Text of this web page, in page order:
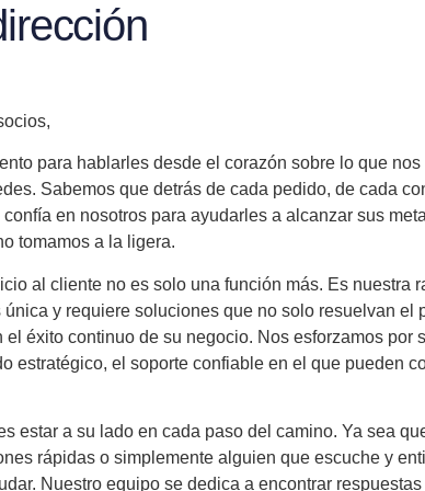
para hablarles desde el corazón sobre lo que
. Sabemos que detrás de cada pedido, de cada
en nosotros para ayudarles a alcanzar sus
tomamos a la ligera.
al cliente no es solo una función más. Es nuestra
y requiere soluciones que no solo resuelvan el
éxito continuo de su negocio. Nos esforzamos por
estratégico, el soporte confiable en el que pueden
estar a su lado en cada paso del camino. Ya sea
rápidas o simplemente alguien que escuche y
Nuestro equipo se dedica a encontrar